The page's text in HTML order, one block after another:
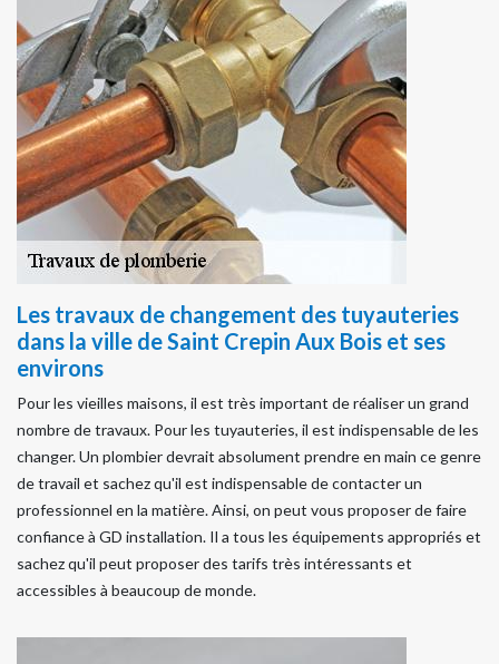
Les travaux de changement des tuyauteries
dans la ville de Saint Crepin Aux Bois et ses
environs
Pour les vieilles maisons, il est très important de réaliser un grand
nombre de travaux. Pour les tuyauteries, il est indispensable de les
changer. Un plombier devrait absolument prendre en main ce genre
de travail et sachez qu'il est indispensable de contacter un
professionnel en la matière. Ainsi, on peut vous proposer de faire
confiance à GD installation. Il a tous les équipements appropriés et
sachez qu'il peut proposer des tarifs très intéressants et
accessibles à beaucoup de monde.